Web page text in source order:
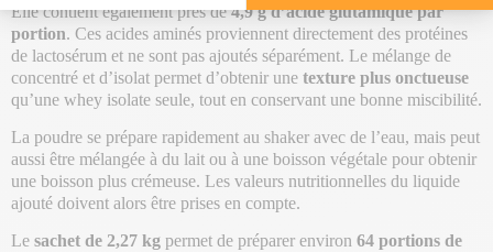
Elle contient également près de4,9 g d’acide glutamique par
portion. Ces acides aminés proviennent directement des protéines
de lactosérum et ne sont pas ajoutés séparément. Le mélange de
concentré et d’isolat permet d’obtenir une texture plus onctueuse
qu’une whey isolate seule, tout en conservant une bonne miscibilité.
La poudre se prépare rapidement au shaker avec de l’eau, mais peut
aussi être mélangée à du lait ou à une boisson végétale pour obtenir
une boisson plus crémeuse. Les valeurs nutritionnelles du liquide
ajouté doivent alors être prises en compte.
Le sachet de 2,27 kg permet de préparer environ 64 portions de